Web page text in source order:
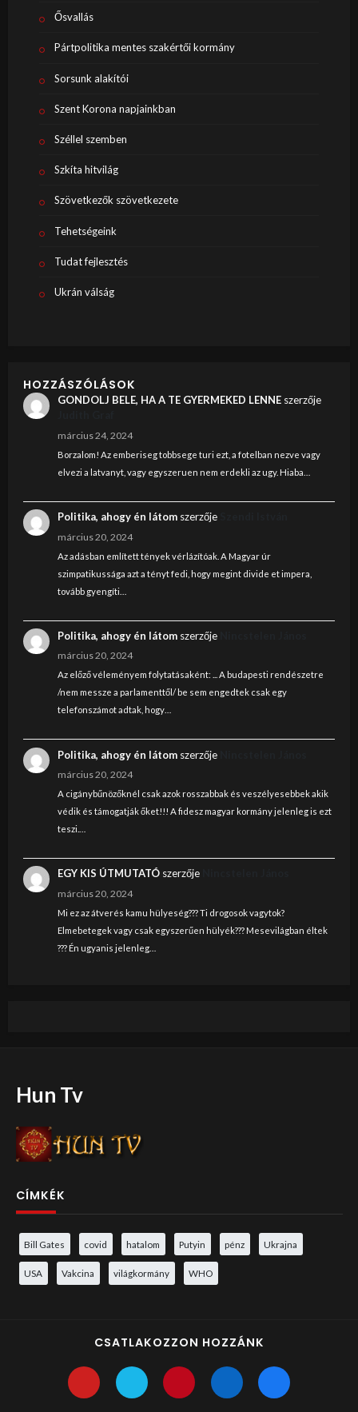
Ősvallás
Pártpolitika mentes szakértői kormány
Sorsunk alakítói
Szent Korona napjainkban
Széllel szemben
Szkíta hitvilág
Szövetkezők szövetkezete
Tehetségeink
Tudat fejlesztés
Ukrán válság
HOZZÁSZÓLÁSOK
GONDOLJ BELE, HA A TE GYERMEKED LENNEszerzője
március 24, 2024
Borzalom! Az emberiseg tobbsege turi ezt, a fotelban nezve vagy
elvezi a latvanyt, vagy egyszeruen nem erdekli az ugy. Hiaba…
Politika, ahogy én látomszerzője
március 20, 2024
Az adásban említett tények vérlázítóak. A Magyar úr
szimpatikussága azt a tényt fedi, hogy megint divide et impera,
tovább gyengíti…
Politika, ahogy én látomszerzője
március 20, 2024
Az előző véleményem folytatásaként: ... A budapesti rendészetre
/nem messze a parlamenttől/ be sem engedtek csak egy
telefonszámot adtak, hogy…
Politika, ahogy én látomszerzője
március 20, 2024
A cigánybűnözőknél csak azok rosszabbak és veszélyesebbek akik
védik és támogatják őket!!! A fidesz magyar kormány jelenleg is ezt
teszi.…
EGY KIS ÚTMUTATÓszerzője
március 20, 2024
Mi ez az átverés kamu hülyeség??? Ti drogosok vagytok?
Elmebetegek vagy csak egyszerűen hülyék??? Mesevilágban éltek
??? Én ugyanis jelenleg…
Hun Tv
CÍMKÉK
Bill Gates covid hatalom Putyin pénz Ukrajna
USA Vakcina világkormány WHO
CSATLAKOZZON HOZZÁNK